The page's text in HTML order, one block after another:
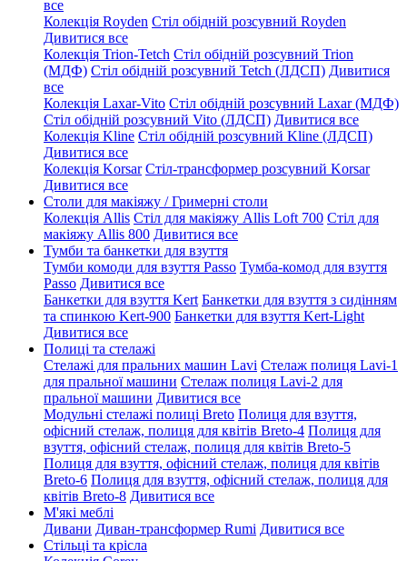
все
Колекція Royden Стіл обідній розсувний Royden
Дивитися все
Колекція Trion-Tetch Стіл обідній розсувний Trion
(МДФ) Стіл обідній розсувний Tetch (ЛДСП) Дивитися
все
Колекція Laxar-Vito Стіл обідній розсувний Laxar (МДФ)
Стіл обідній розсувний Vito (ЛДСП) Дивитися все
Колекція Kline Стіл обідній розсувний Kline (ЛДСП)
Дивитися все
Колекція Korsar Стіл-трансформер розсувний Korsar
Дивитися все
Столи для макіяжу / Гримерні столи
Колекція Allis Стіл для макіяжу Allis Loft 700 Стіл для
макіяжу Allis 800 Дивитися все
Тумби та банкетки для взуття
Тумби комоди для взуття Passo Тумба-комод для взуття
Passo Дивитися все
Банкетки для взуття Kert Банкетки для взуття з сидінням
та спинкою Kert-900 Банкетки для взуття Kert-Light
Дивитися все
Полиці та стелажі
Стелажі для пральних машин Lavi Стелаж полиця Lavi-1
для пральної машини Стелаж полиця Lavi-2 для
пральної машини Дивитися все
Модульні стелажі полиці Breto Полиця для взуття,
офісний стелаж, полиця для квітів Breto-4 Полиця для
взуття, офісний стелаж, полиця для квітів Breto-5
Полиця для взуття, офісний стелаж, полиця для квітів
Breto-6 Полиця для взуття, офісний стелаж, полиця для
квітів Breto-8 Дивитися все
М'які меблі
Дивани Диван-трансформер Rumi Дивитися все
Стільці та крісла